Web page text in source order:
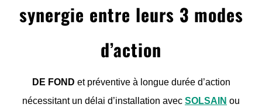
synergie entre leurs 3 modes
d’action
DE FOND et préventive à longue durée d’action
nécessitant un délai d’installation avec SOLSAIN ou